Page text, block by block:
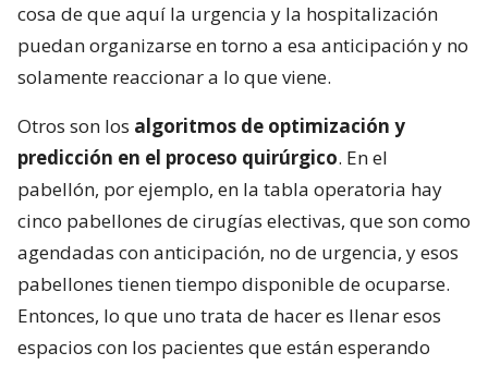
cosa de que aquí la urgencia y la hospitalización
puedan organizarse en torno a esa anticipación y no
solamente reaccionar a lo que viene.
Otros son los algoritmos de optimización y
predicción en el proceso quirúrgico. En el
pabellón, por ejemplo, en la tabla operatoria hay
cinco pabellones de cirugías electivas, que son como
agendadas con anticipación, no de urgencia, y esos
pabellones tienen tiempo disponible de ocuparse.
Entonces, lo que uno trata de hacer es llenar esos
espacios con los pacientes que están esperando